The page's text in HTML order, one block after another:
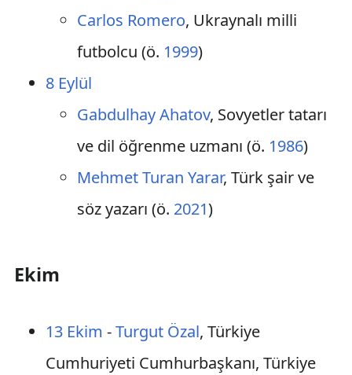
Carlos Romero, Ukraynalı milli
futbolcu (ö. 1999)
8 Eylül
Gabdulhay Ahatov, Sovyetler tatarı
ve dil öğrenme uzmanı (ö. 1986)
Mehmet Turan Yarar, Türk şair ve
söz yazarı (ö. 2021)
Ekim
13 Ekim -Turgut Özal, Türkiye
Cumhuriyeti Cumhurbaşkanı, Türkiye